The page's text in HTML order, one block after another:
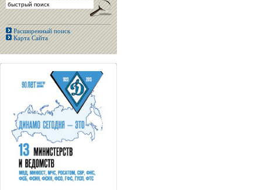
Расширенный поиск
Карта Сайта